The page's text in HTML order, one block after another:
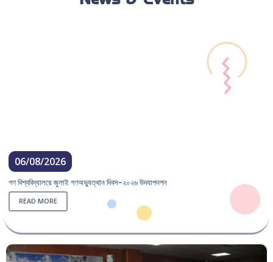
06/08/2026
গণ বিশ্ববিদ্যালয়ে জুলাই গণঅভ্যুত্থান দিবস-২০২৬ উদযাপনপন
READ MORE